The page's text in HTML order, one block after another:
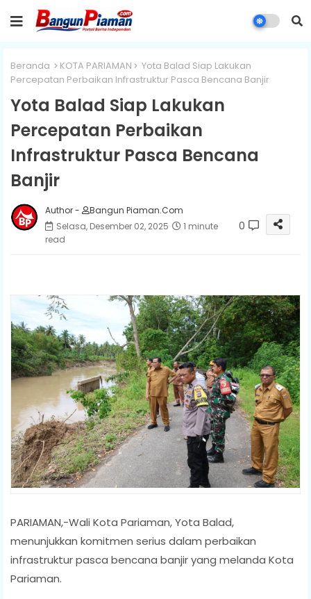
Beranda KOTA PARIAMAN
Yota Balad Siap Lakukan
Percepatan Perbaikan Infrastruktur Pasca Bencana Banjir
Yota Balad Siap Lakukan
Percepatan Perbaikan
Infrastruktur Pasca Bencana
Banjir
Author -
Bangun Piaman.Com
Selasa, Desember 02, 2025
1 minute
read
0
PARIAMAN,-Wali Kota Pariaman, Yota Balad,
menunjukkan komitmen serius dalam perbaikan
infrastruktur pasca bencana banjir yang melanda Kota
Pariaman.